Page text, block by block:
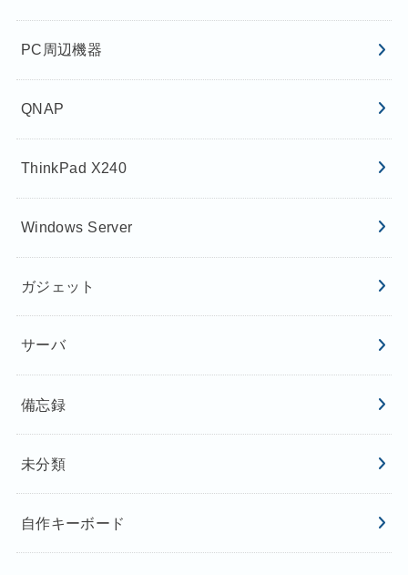
PC周辺機器
QNAP
ThinkPad X240
Windows Server
ガジェット
サーバ
備忘録
未分類
自作キーボード